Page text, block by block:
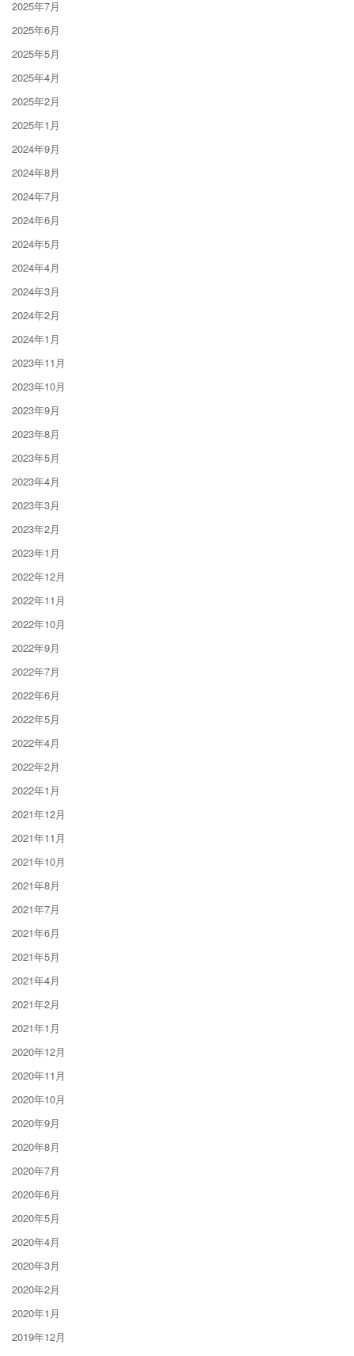
2025年7月
2025年6月
2025年5月
2025年4月
2025年2月
2025年1月
2024年9月
2024年8月
2024年7月
2024年6月
2024年5月
2024年4月
2024年3月
2024年2月
2024年1月
2023年11月
2023年10月
2023年9月
2023年8月
2023年5月
2023年4月
2023年3月
2023年2月
2023年1月
2022年12月
2022年11月
2022年10月
2022年9月
2022年7月
2022年6月
2022年5月
2022年4月
2022年2月
2022年1月
2021年12月
2021年11月
2021年10月
2021年8月
2021年7月
2021年6月
2021年5月
2021年4月
2021年2月
2021年1月
2020年12月
2020年11月
2020年10月
2020年9月
2020年8月
2020年7月
2020年6月
2020年5月
2020年4月
2020年3月
2020年2月
2020年1月
2019年12月